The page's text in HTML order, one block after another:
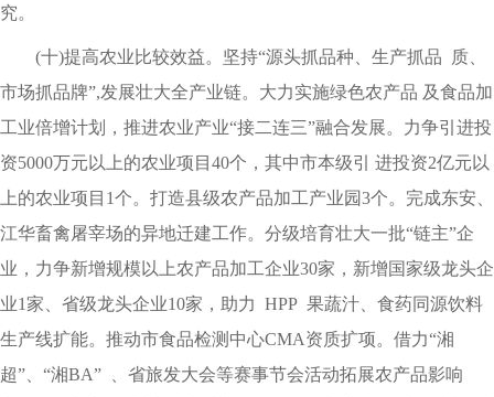
究。
(十)提高农业比较效益。坚持“源头抓品种、生产抓品 质、
市场抓品牌”,发展壮大全产业链。大力实施绿色农产品 及食品加
工业倍增计划，推进农业产业“接二连三”融合发展。力争引进投
资5000万元以上的农业项目40个，其中市本级引 进投资2亿元以
上的农业项目1个。打造县级农产品加工产业园3个。完成东安、
江华畜禽屠宰场的异地迁建工作。分级培育壮大一批“链主”企
业，力争新增规模以上农产品加工企业30家，新增国家级龙头企
业1家、省级龙头企业10家，助力 HPP 果蔬汁、食药同源饮料
生产线扩能。推动市食品检测中心CMA资质扩项。借力“湘
超”、“湘BA” 、省旅发大会等赛事节会活动拓展农产品影响